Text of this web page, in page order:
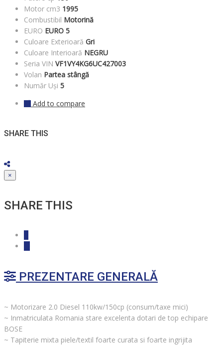
Motor cm3 1995
Combustibil Motorină
EURO EURO 5
Culoare Exterioară Gri
Culoare Interioară NEGRU
Seria VIN VF1VY4KG6UC427003
Volan Partea stângă
Număr Uși 5
Add to compare
SHARE THIS
×
SHARE THIS
PREZENTARE GENERALĂ
~ Motorizare 2.0 Diesel 110kw/150cp (consum/taxe mici)
~ Inmatriculata Romania stare excelenta dotari de top echipare
BOSE
~ Tapiterie mixta piele/textil foarte curata si foarte ingrijita